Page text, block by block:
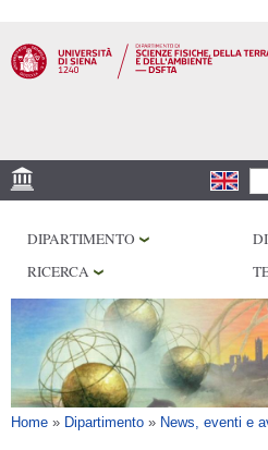
contenuto
principale
MUSEI
OSSERVATORIO
BIBLIOTECHE
SERVIZI
DIPARTIMENTO
RICERCA
Tu sei qui
Home » Dipartimento » News, eventi e